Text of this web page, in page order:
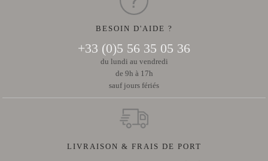
BESOIN D'AIDE ?
+33 (0)5 56 35 05 36
du lundi au vendredi
de 9h à 17h
sauf jours fériés
LIVRAISON & FRAIS DE PORT